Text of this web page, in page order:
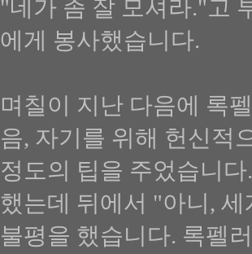
"네가 좀 잘 모셔라."고
에게 봉사했습니다.
며칠이 지난 다음에 록
음, 자기를 위해 헌신적
정도의 팁을 주었습니
했는데 뒤에서 "아니,
불평을 했습니다. 록펠